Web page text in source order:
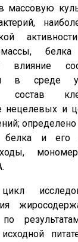
массовую
влияние
в среде
состав
нецелевых и
белка и его